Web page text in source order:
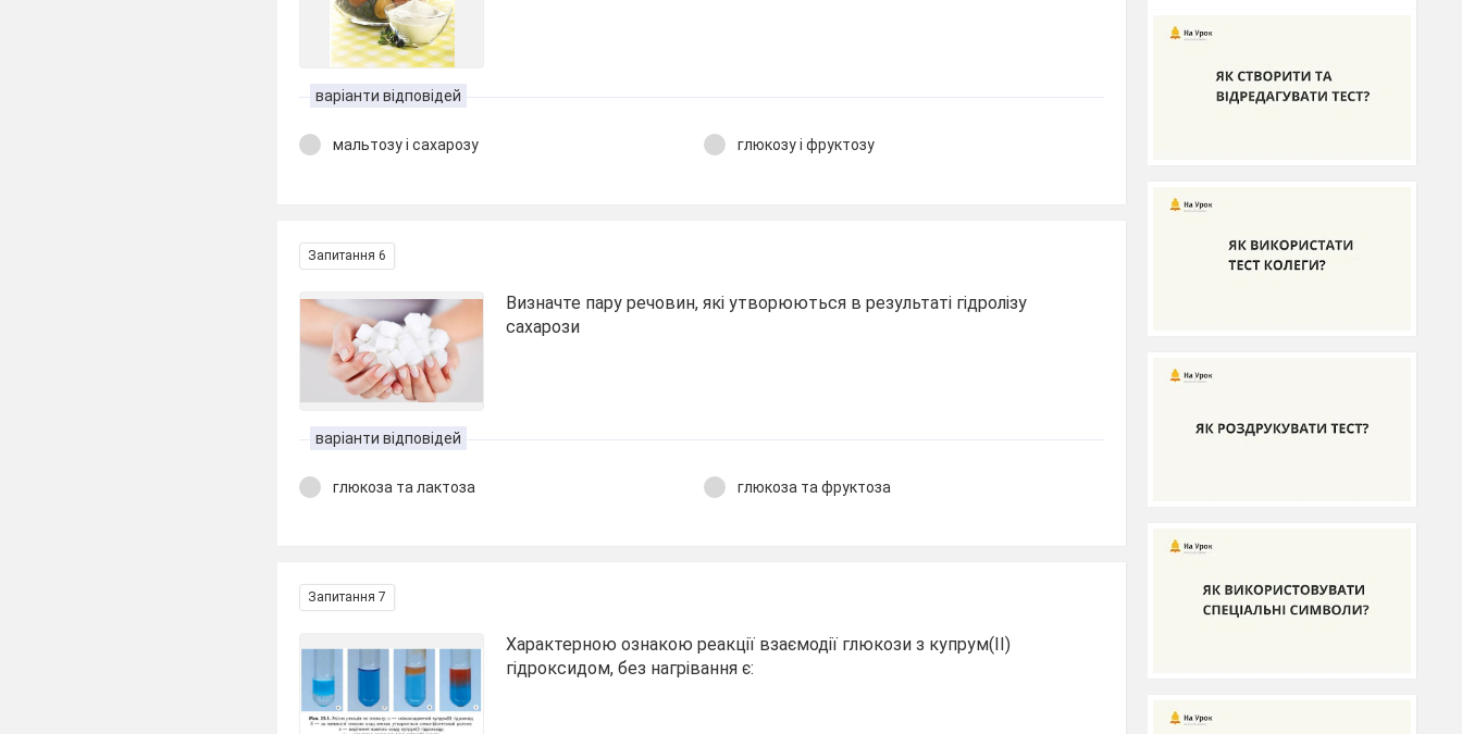
варіанти відповідей
мальтозу і сахарозу глюкозу і фруктозу
Запитання 6
Визначте пару речовин, які утворюються в результаті гідролізу
сахарози
варіанти відповідей
глюкоза та лактоза глюкоза та фруктоза
Запитання 7
Характерною ознакою реакції взаємодії глюкози з купрум(ІІ)
гідроксидом, без нагрівання є: